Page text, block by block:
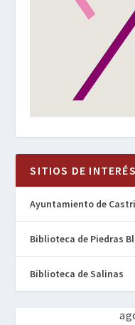
SITIOS DE INTERÉS
Ayuntamiento de
Biblioteca de Piedras
Biblioteca de Salinas